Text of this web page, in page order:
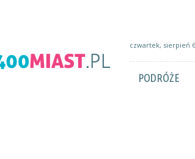
czwartek, sierpień
PODRÓŻE